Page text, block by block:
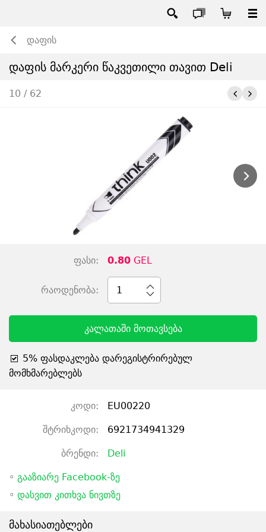
დაფის
დაფის მარკერი წაკვეთილი თავით Deli
10 / 62
ფასი: 0.80GEL
რაოდენობა: 1
კალათაში მოთავსება
5% ფასდაკლება დარეგისტრირებულ
მომხმარებლებს
კოდი: EU00220
შტრიხკოდი: 6921734941329
ბრენდი: Deli
◦ გააზიარე Facebook-ზე
◦ დასვით კითხვა ნივთზე
მახასიათებლები